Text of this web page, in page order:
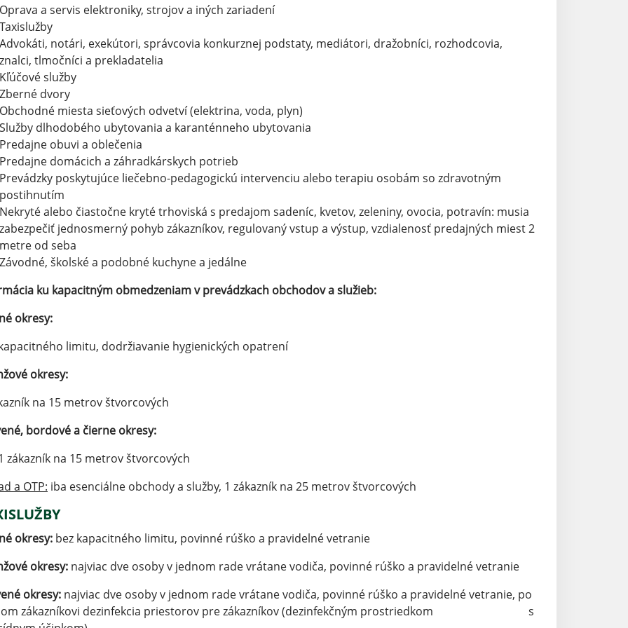
Oprava a servis elektroniky, strojov a iných zariadení
Taxislužby
Advokáti, notári, exekútori, správcovia konkurznej podstaty, mediátori, dražobníci, rozhodcovia,
znalci, tlmočníci a prekladatelia
Kľúčové služby
Zberné dvory
Obchodné miesta sieťových odvetví (elektrina, voda, plyn)
Služby dlhodobého ubytovania a karanténneho ubytovania
Predajne obuvi a oblečenia
Predajne domácich a záhradkárskych potrieb
Prevádzky poskytujúce liečebno-pedagogickú intervenciu alebo terapiu osobám so zdravotným
postihnutím
Nekryté alebo čiastočne kryté trhoviská s predajom sadeníc, kvetov, zeleniny, ovocia, potravín: musia
zabezpečiť jednosmerný pohyb zákazníkov, regulovaný vstup a výstup, vzdialenosť predajných miest 2
metre od seba
Závodné, školské a podobné kuchyne a jedálne
ku kapacitným obmedzeniam v prevádzkach obchodov a služieb:
okresy:
limitu, dodržiavanie hygienických opatrení
okresy:
na 15 metrov štvorcových
bordové a čierne okresy:
zákazník na 15 metrov štvorcových
a OTP: iba esenciálne obchody a služby, 1 zákazník na 25 metrov štvorcových
okresy: bez kapacitného limitu, povinné rúško a pravidelné vetranie
okresy: najviac dve osoby v jednom rade vrátane vodiča, povinné rúško a pravidelné vetranie
okresy: najviac dve osoby v jednom rade vrátane vodiča, povinné rúško a pravidelné vetranie, po
zákazníkovi dezinfekcia priestorov pre zákazníkov (dezinfekčným prostriedkom s